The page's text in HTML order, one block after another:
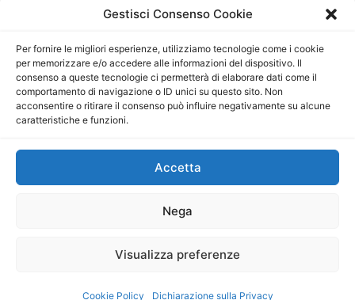
Gestisci Consenso Cookie
Per fornire le migliori esperienze, utilizziamo tecnologie come i cookie
per memorizzare e/o accedere alle informazioni del dispositivo. Il
consenso a queste tecnologie ci permetterà di elaborare dati come il
comportamento di navigazione o ID unici su questo sito. Non
acconsentire o ritirare il consenso può influire negativamente su alcune
caratteristiche e funzioni.
Accetta
Nega
Visualizza preferenze
Cookie Policy Dichiarazione sulla Privacy
29/09/2015
Direttore Editoriale: Maurizio Scaglione
Direttore Responsabile: Maria Calabrese
P.IVA: 06334930820
Mercurio Comunicazione Società Cooperativa a r.l. è
iscritta al Registro degli Operatori di Comunicazione al
Sito gestito daLa Digitale srl–info@ladigitale.it